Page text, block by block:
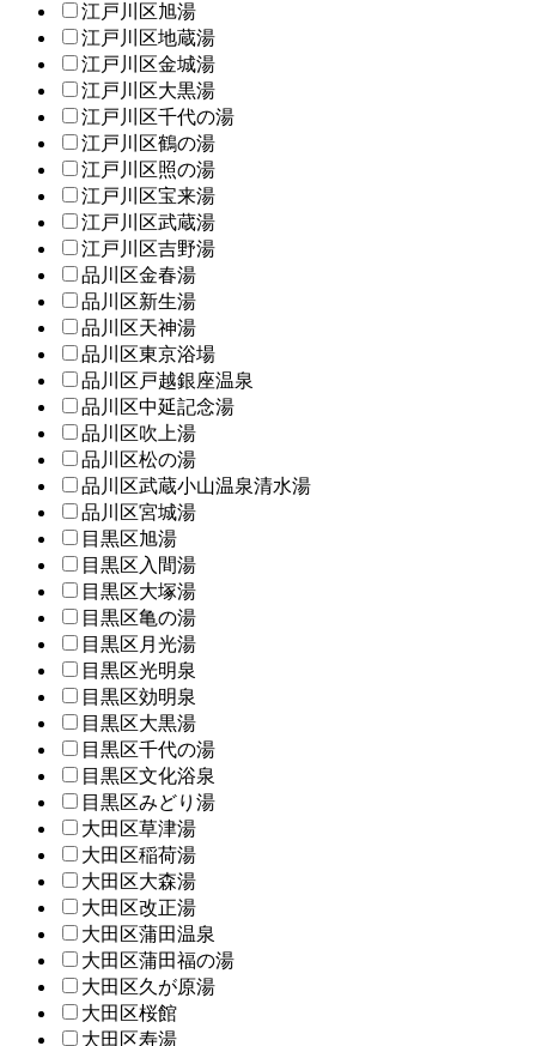
江戸川区旭湯
江戸川区地蔵湯
江戸川区金城湯
江戸川区大黒湯
江戸川区千代の湯
江戸川区鶴の湯
江戸川区照の湯
江戸川区宝来湯
江戸川区武蔵湯
江戸川区吉野湯
品川区金春湯
品川区新生湯
品川区天神湯
品川区東京浴場
品川区戸越銀座温泉
品川区中延記念湯
品川区吹上湯
品川区松の湯
品川区武蔵小山温泉清水湯
品川区宮城湯
目黒区旭湯
目黒区入間湯
目黒区大塚湯
目黒区亀の湯
目黒区月光湯
目黒区光明泉
目黒区効明泉
目黒区大黒湯
目黒区千代の湯
目黒区文化浴泉
目黒区みどり湯
大田区草津湯
大田区稲荷湯
大田区大森湯
大田区改正湯
大田区蒲田温泉
大田区蒲田福の湯
大田区久が原湯
大田区桜館
大田区寿湯